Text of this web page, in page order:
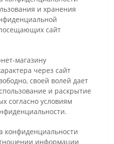
и хранения
сайт
магазину
через сайт
своей волей дает
и раскрытие
согласно условиям
конфиденциальности
информации